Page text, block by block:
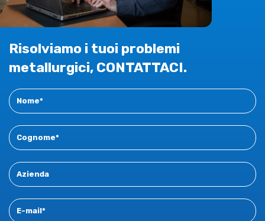
Risolviamo i tuoi problemi
metallurgici, CONTATTACI.
Contact
New